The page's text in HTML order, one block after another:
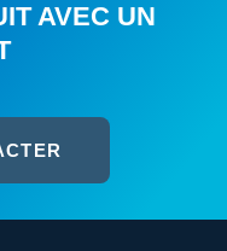
AVEC UN